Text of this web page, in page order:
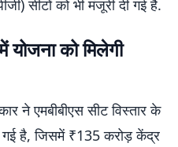
सीटों को भी मंजूरी दी गई है.
को मिलेगी
ने एमबीबीएस सीट विस्तार के
गई है, जिसमें ₹135 करोड़ केंद्र